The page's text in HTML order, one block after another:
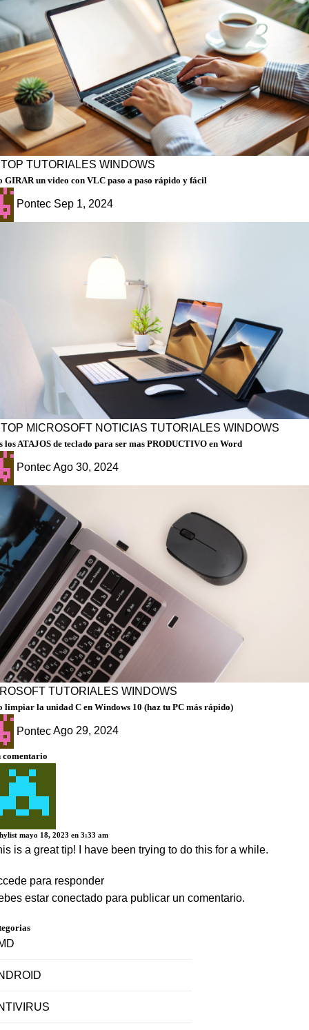
TUTORIALES WINDOWS
GIRAR un video con VLC paso a paso rápido y fácil
Pontec Sep 1, 2024
MICROSOFT NOTICIAS TUTORIALES WINDOWS
los ATAJOS de teclado para ser mas PRODUCTIVO en Word
PontecAgo 30, 2024
TUTORIALES WINDOWS
limpiar la unidad C en Windows 10 (haz tu PC más rápido)
PontecAgo 29, 2024
comentario
mayo 18, 2023 en 3:33 am
is a great tip! I have been trying to do this for a while.
para responder
estar conectado para publicar un comentario.